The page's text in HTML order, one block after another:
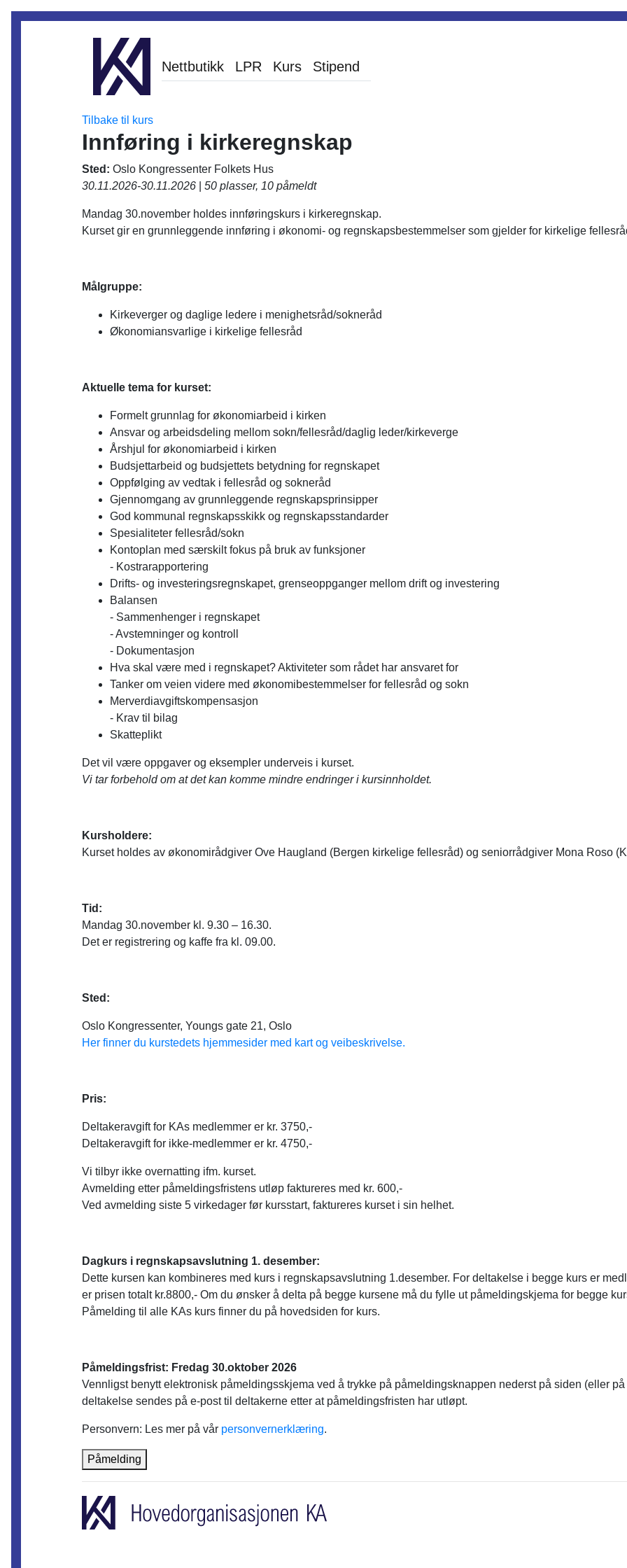
Nettbutikk LPR Kurs Stipend
Tilbake til kurs
Innføring i kirkeregnskap
Sted: Oslo Kongressenter Folkets Hus
30.11.2026-30.11.2026
50 plasser, 10 påmeldt
Mandag 30.november holdes innføringskurs i kirkeregnskap.
Kurset gir en grunnleggende innføring i økonomi- og regnskapsbestemmelser som gjelder for kirkelige
Målgruppe:
Kirkeverger og daglige ledere i menighetsråd/sokneråd
Økonomiansvarlige i kirkelige fellesråd
Aktuelle tema for kurset:
Formelt grunnlag for økonomiarbeid i kirken
Ansvar og arbeidsdeling mellom sokn/fellesråd/daglig leder/kirkeverge
Årshjul for økonomiarbeid i kirken
Budsjettarbeid og budsjettets betydning for regnskapet
Oppfølging av vedtak i fellesråd og sokneråd
Gjennomgang av grunnleggende regnskapsprinsipper
God kommunal regnskapsskikk og regnskapsstandarder
Spesialiteter fellesråd/sokn
Kontoplan med særskilt fokus på bruk av funksjoner
- Kostrarapportering
Drifts- og investeringsregnskapet, grenseoppganger mellom drift og investering
Balansen
- Sammenhenger i regnskapet
- Avstemninger og kontroll
- Dokumentasjon
Hva skal være med i regnskapet? Aktiviteter som rådet har ansvaret for
Tanker om veien videre med økonomibestemmelser for fellesråd og sokn
Merverdiavgiftskompensasjon
- Krav til bilag
Skatteplikt
Det vil være oppgaver og eksempler underveis i kurset.
Vi tar forbehold om at det kan komme mindre endringer i kursinnholdet.
Kursholdere:
Kurset holdes av økonomirådgiver Ove Haugland (Bergen kirkelige fellesråd) og seniorrådgiver Mona Roso
Tid:
Mandag 30.november kl. 9.30 – 16.30.
Det er registrering og kaffe fra kl. 09.00.
Sted:
Oslo Kongressenter, Youngs gate 21, Oslo
Her finner du kurstedets hjemmesider med kart og veibeskrivelse.
Pris:
Deltakeravgift for KAs medlemmer er kr. 3750,-
Deltakeravgift for ikke-medlemmer er kr. 4750,-
Vi tilbyr ikke overnatting ifm. kurset.
Avmelding etter påmeldingsfristens utløp faktureres med kr. 600,-
Ved avmelding siste 5 virkedager før kursstart, faktureres kurset i sin helhet.
Dagkurs i regnskapsavslutning 1. desember:
Dette kursen kan kombineres med kurs i regnskapsavslutning 1.desember. For deltakelse i begge kurs er
er prisen totalt kr.8800,- Om du ønsker å delta på begge kursene må du fylle ut påmeldingskjema for begge
Påmelding til alle KAs kurs finner du på hovedsiden for kurs.
Påmeldingsfrist: Fredag 30.oktober 2026
Vennligst benytt elektronisk påmeldingsskjema ved å trykke på påmeldingsknappen nederst på siden (eller
deltakelse sendes på e-post til deltakerne etter at påmeldingsfristen har utløpt.
Personvern: Les mer på vår personvernerklæring.
Påmelding